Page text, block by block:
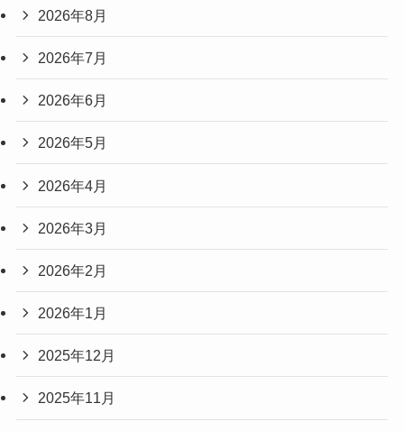
2026年8月
2026年7月
2026年6月
2026年5月
2026年4月
2026年3月
2026年2月
2026年1月
2025年12月
2025年11月